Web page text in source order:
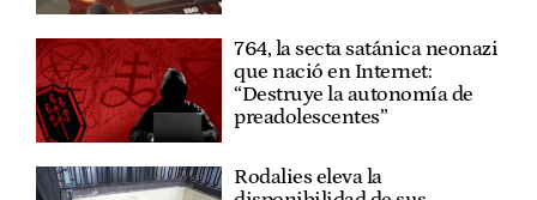
764, la secta satánica neonazi
que nació en Internet:
“Destruye la autonomía de
preadolescentes”
Rodalies eleva la